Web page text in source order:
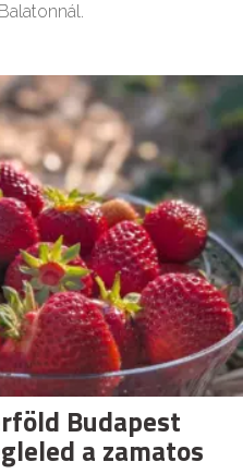
Budapest
a zamatos